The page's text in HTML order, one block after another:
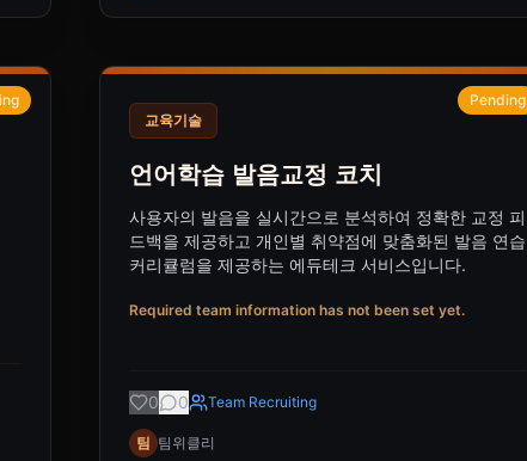
Pending
교육기술
언어학습 발음교정 코치
사용자의 발음을 실시간으로 분석하여 정확한 교정 피
드백을 제공하고 개인별 취약점에 맞춤화된 발음 연습
커리큘럼을 제공하는 에듀테크 서비스입니다.
Required team information has not been set yet.
0 0 Team Recruiting
팀 팀위클리